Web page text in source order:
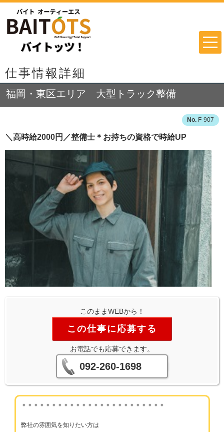
仕事情報詳細
福岡・東区エリア 大型トラック整備
F-907
＼高時給2000円／整備士＊お持ちの資格で時給UP
このままWEBから！
この仕事に応募する
お電話でも応募できます。
092-260-1698
＊＊＊＊＊＊＊＊＊＊＊＊＊＊＊＊＊＊＊＊＊＊＊＊
弊社の雰囲気を知りたい方は